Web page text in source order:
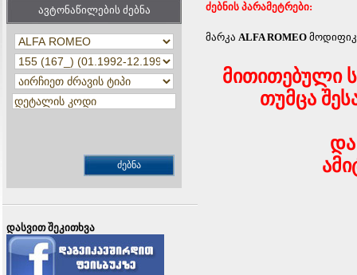
ავტონაწილების ძებნა
დასვით შეკითხვა
ძებნის პარამეტრები:
მარკა ALFA ROMEO
მითითებული
თუმცა